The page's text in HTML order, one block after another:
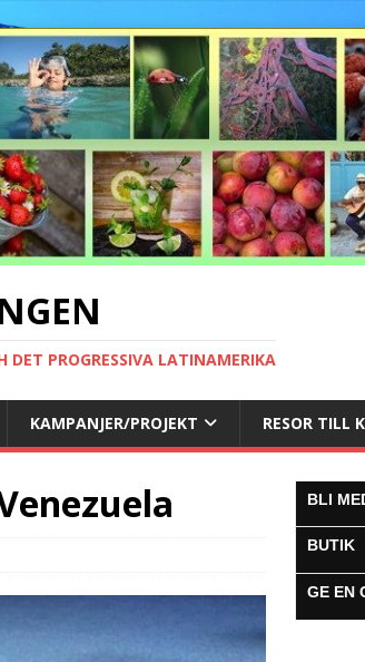
DET PROGRESSIVA LATINAMERIKA
KAMPANJER/PROJEKT RESOR TILL
BLI
BUTIK
GE EN